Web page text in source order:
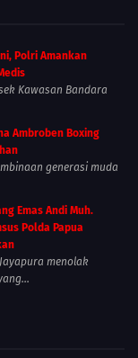
Polri Amankan
Kawasan Bandara
Ambroben Boxing
generasi muda
Emas Andi Muh.
Polda Papua
menolak